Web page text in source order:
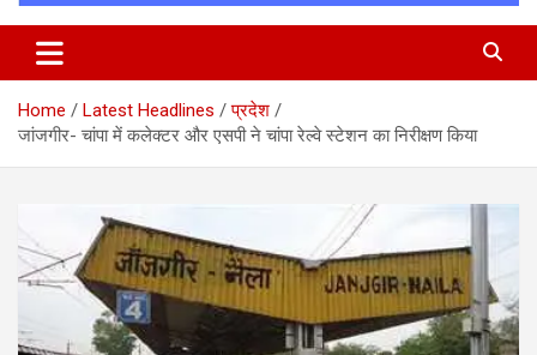
Home Latest Headlines
प्रदेश
जांजगीर- चांपा में कलेक्टर और एसपी ने चांपा रेल्वे स्टेशन का निरीक्षण किया